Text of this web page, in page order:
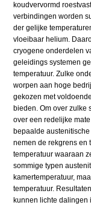
koudvervormd
verbindingen worden
der gelijke
vloeibaar helium.
cryogene onderdelen
geleidings systemen
temperatuur. Zulke
worpen aan hoge
gekozen met
bieden. Om over zulke
over een redelijke
bepaalde
nemen de rekgrens en
temperatuur waaraan
sommige typen
kamertemperatuur,
temperatuur.
kunnen lichte dalingen